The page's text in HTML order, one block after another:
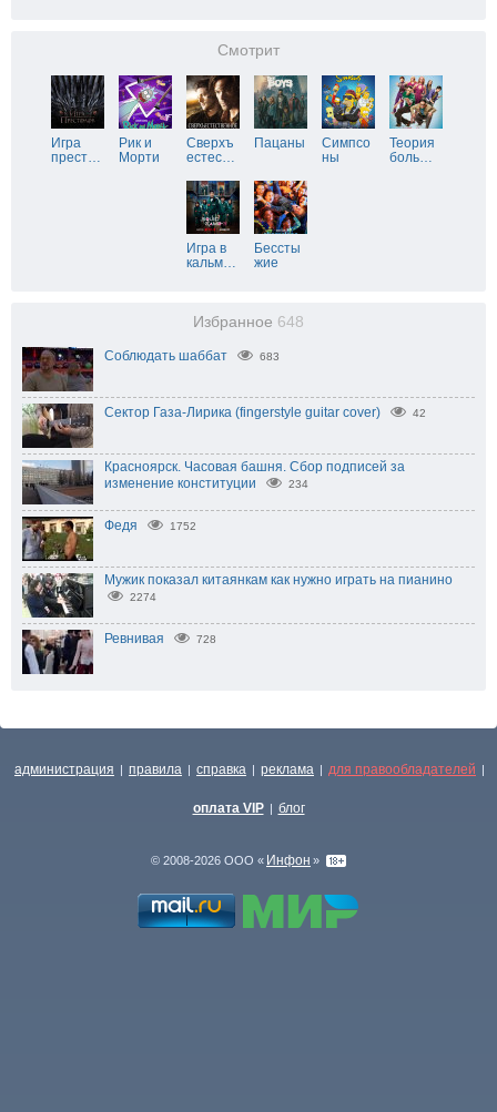
Смотрит
Игра
прест…
Рик и
Морти
Сверхъ
естес…
Пацаны
Симпсо
ны
Теория
боль…
Игра в
кальм…
Бессты
жие
Избранное 648
Соблюдать шаббат 683
Сектор Газа-Лирика (fingerstyle guitar cover) 42
Красноярск. Часовая башня. Сбор подписей за
изменение конституции
234
Федя 1752
Мужик показал китаянкам как нужно играть на пианино
2274
Ревнивая 728
администрация | правила | справка | реклама | для правообладателей |
оплата VIP | блог
© 2008-2026 ООО « Инфон »